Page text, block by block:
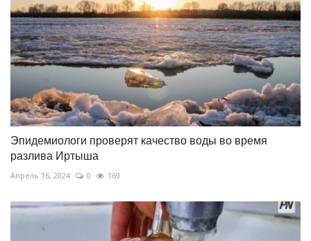
Эпидемиологи проверят качество воды во время
разлива Иртыша
Апрель 16, 2024 0 169